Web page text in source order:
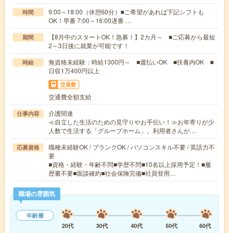
時間
9:00～18:00（休憩60分）■ご希望があれば下記シフトも
OK！早番 7:00～16:00遅番 …
期間
【8月中のスタートOK！急募！】2カ月～ ■ご応募から最短
2～3日後に就業が可能です！
時給
無資格未経験：時給1300円～ ■週払いOK ■扶養内OK ■
日収1万400円以上
交通費
交通費全額支給
仕事内容
介護関連
≪自立した生活のための見守りやお手伝い！≫お年寄りが少
人数で生活する「グループホーム」。利用者さんが…
応募資格
職種未経験OK / ブランクOK / パソコンスキル不要 / 英語力不
要
■資格・経験・年齢不問■学歴不問■10名以上採用予定！■履
歴書不要■面談確約■社会保険完備■社員登用…
職場の雰囲気
年齢層
20代
30代 40代 50代
60代